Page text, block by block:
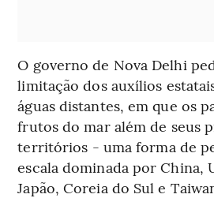
O governo de Nova Delhi
limitação dos auxílios
águas distantes, em que os
frutos do mar além de seus
territórios - uma forma de
escala dominada por China,
Japão, Coreia do Sul e